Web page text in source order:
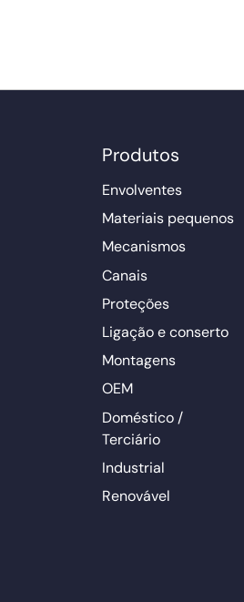
Produtos
Envolventes
Materiais pequenos
Mecanismos
Canais
Proteções
Ligação e conserto
Montagens
OEM
Doméstico /
Terciário
Industrial
Renovável